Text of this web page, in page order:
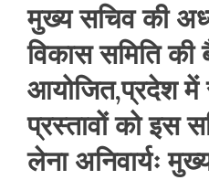
मुख्य सचिव की
विकास समिति
आयोजित,प्रदेश में
प्रस्तावों को इस
लेना अनिवार्यः